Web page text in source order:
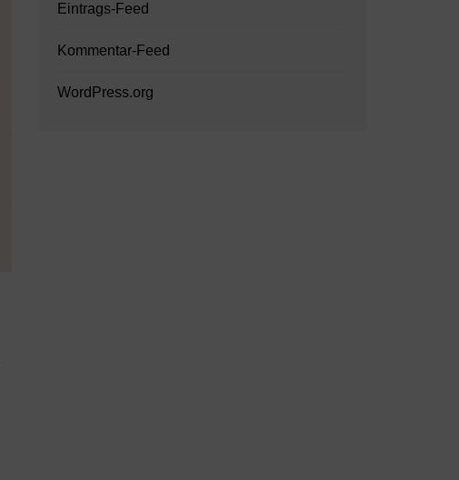
Eintrags-Feed
Kommentar-Feed
WordPress.org